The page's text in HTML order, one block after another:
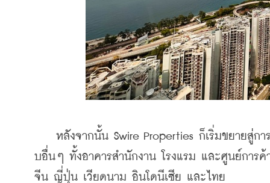
หลังจากนั้น Swire Properties ก็เริ่มขยายสู่กา
บอื่นๆ ทั้งอาคารสำนักงาน โรงแรม และศูนย์การค้
จีน ญี่ปุ่น เวียดนาม อินโดนีเซีย และไทย